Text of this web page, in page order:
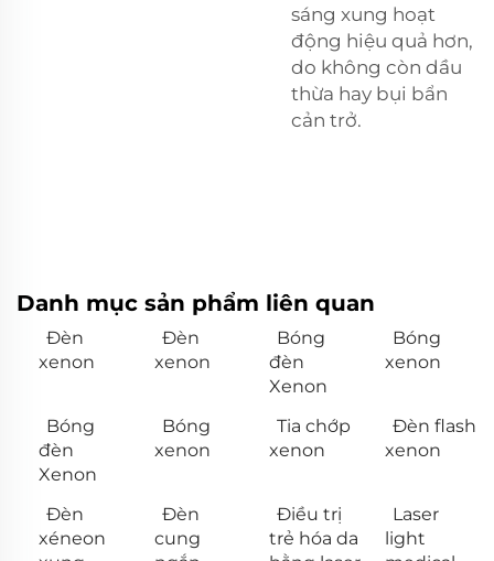
sáng xung hoạt
động hiệu quả hơn,
do không còn dầu
thừa hay bụi bẩn
cản trở.
Danh mục sản phẩm liên quan
Đèn
xenon
Đèn
xenon
Bóng
đèn
Xenon
Bóng
xenon
Bóng
đèn
Xenon
Bóng
xenon
Tia chớp
xenon
Đèn flash
xenon
Đèn
xéneon
Đèn
cung
Điều trị
trẻ hóa da
Laser
light